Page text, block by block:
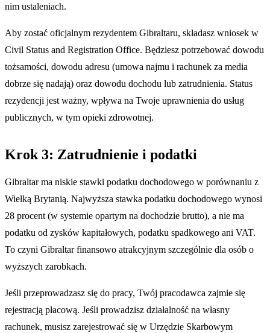
nim ustaleniach.
Aby zostać oficjalnym rezydentem Gibraltaru, składasz wniosek w
Civil Status and Registration Office. Będziesz potrzebować dowodu
tożsamości, dowodu adresu (umowa najmu i rachunek za media
dobrze się nadają) oraz dowodu dochodu lub zatrudnienia. Status
rezydencji jest ważny, wpływa na Twoje uprawnienia do usług
publicznych, w tym opieki zdrowotnej.
Krok 3: Zatrudnienie i podatki
Gibraltar ma niskie stawki podatku dochodowego w porównaniu z
Wielką Brytanią. Najwyższa stawka podatku dochodowego wynosi
28 procent (w systemie opartym na dochodzie brutto), a nie ma
podatku od zysków kapitałowych, podatku spadkowego ani VAT.
To czyni Gibraltar finansowo atrakcyjnym szczególnie dla osób o
wyższych zarobkach.
Jeśli przeprowadzasz się do pracy, Twój pracodawca zajmie się
rejestracją płacową. Jeśli prowadzisz działalność na własny
rachunek, musisz zarejestrować się w Urzędzie Skarbowym